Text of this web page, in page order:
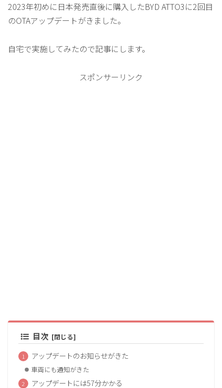
2023年初めに日本発売直後に購入したBYD ATTO3に2回目
のOTAアップデートがきました。
自宅で実施してみたので記事にします。
スポンサーリンク
目次
アップデートのお知らせがきた
車両にも通知がきた
アップデートには57分かかる